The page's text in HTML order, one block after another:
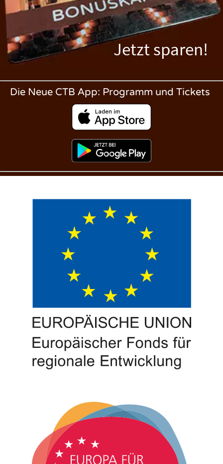
Jetzt sparen!
Die Neue CTB App: Programm und Tickets